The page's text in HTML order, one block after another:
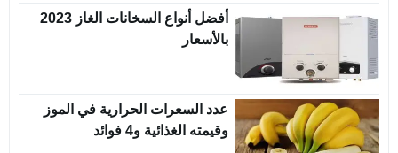
أفضل أنواع السخانات الغاز 2023
بالأسعار
عدد السعرات الحرارية في الموز
وقيمته الغذائية و4 فوائد